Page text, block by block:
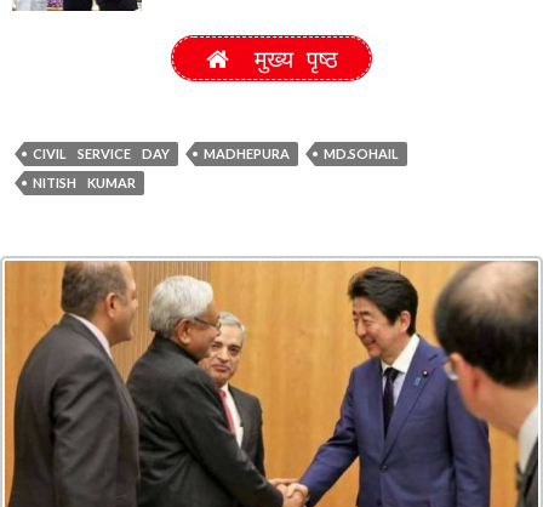
मुख्य पृष्ठ
CIVIL SERVICE DAY MADHEPURA
MD.SOHAIL
NITISH KUMAR